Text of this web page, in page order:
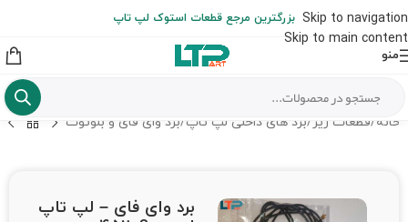
Skip to navigation
Skip to main content
از شهرستان به عهده مشتری است)
بزرگترین مرجع قطعات استوک لپ تاپ
منو
خانه /قطعات ریز /برد های داخلی لپ تاپ/برد وای فای و بلوتوث
برد وای فای – لپ تاپ